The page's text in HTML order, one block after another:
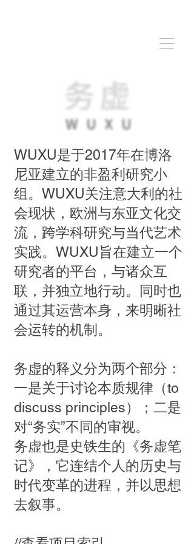
WUXU是于2017年在博洛
尼亚建立的非盈利研究小
组。WUXU关注意大利的社
会现状，欧洲与东亚文化交
流，跨学科研究与当代艺术
实践。WUXU旨在建立一个
研究者的平台，与诸众互
联，并独立地行动。同时也
通过其运营本身，来明晰社
会运转的机制。
务虚的释义分为两个部分：
一是关于讨论本质规律（to
discuss principles）；二是
对“务实”不同的审视。
务虚也是史铁生的《务虚笔
记》，它连结个人的历史与
时代变革的进程，并以思想
去叙事。